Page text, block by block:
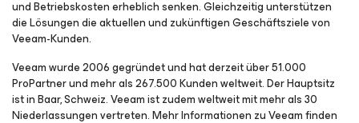
und Betriebskosten erheblich senken. Gleichzeitig unterstützen
die Lösungen die aktuellen und zukünftigen Geschäftsziele von
Veeam-Kunden.
Veeam wurde 2006 gegründet und hat derzeit über 51.000
ProPartner und mehr als 267.500 Kunden weltweit. Der Hauptsitz
ist in Baar, Schweiz. Veeam ist zudem weltweit mit mehr als 30
Niederlassungen vertreten. Mehr Informationen zu Veeam finden